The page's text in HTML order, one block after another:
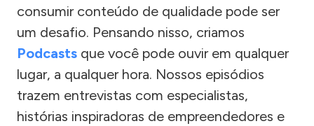
consumir conteúdo de qualidade pode ser
um desafio. Pensando nisso, criamos
Podcasts que você pode ouvir em qualquer
lugar, a qualquer hora. Nossos episódios
trazem entrevistas com especialistas,
histórias inspiradoras de empreendedores e